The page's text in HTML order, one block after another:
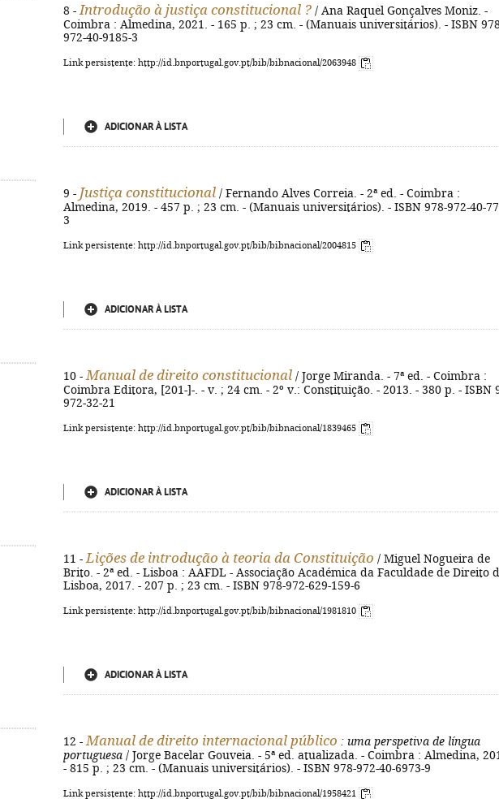
8 - Introdução à justiça constitucional ? / Ana Raquel Gonçalves Moniz. -
Coimbra : Almedina, 2021. - 165 p. ; 23 cm. - (Manuais universitários). - ISBN
972-40-9185-3
Link persistente: http://id.bnportugal.gov.pt/bib/bibnacional/2063948
ADICIONAR À LISTA
9 - Justiça constitucional / Fernando Alves Correia. - 2ª ed. - Coimbra :
Almedina, 2019. - 457 p. ; 23 cm. - (Manuais universitários). - ISBN 978-972-40-
3
Link persistente: http://id.bnportugal.gov.pt/bib/bibnacional/2004815
ADICIONAR À LISTA
10 - Manual de direito constitucional / Jorge Miranda. - 7ª ed. - Coimbra :
Coimbra Editora, [201-]-. - v. ; 24 cm. - 2º v.: Constituição. - 2013. - 380 p. - ISBN
972-32-21
Link persistente: http://id.bnportugal.gov.pt/bib/bibnacional/1839465
ADICIONAR À LISTA
11 - Lições de introdução à teoria da Constituição / Miguel Nogueira de
Brito. - 2ª ed. - Lisboa : AAFDL - Associação Académica da Faculdade de Direito
Lisboa, 2017. - 207 p. ; 23 cm. - ISBN 978-972-629-159-6
Link persistente: http://id.bnportugal.gov.pt/bib/bibnacional/1981810
ADICIONAR À LISTA
12 - Manual de direito internacional público : uma perspetiva de língua
portuguesa / Jorge Bacelar Gouveia. - 5ª ed. atualizada. - Coimbra : Almedina,
- 815 p. ; 23 cm. - (Manuais universitários). - ISBN 978-972-40-6973-9
Link persistente: http://id.bnportugal.gov.pt/bib/bibnacional/1958421